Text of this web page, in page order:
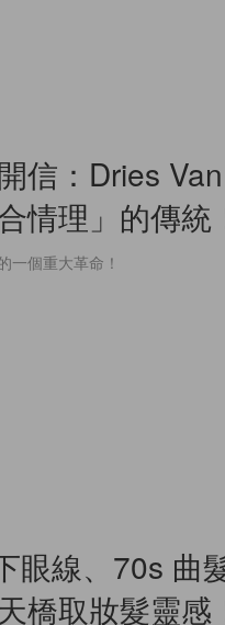
信：Dries
情理」的傳統
一個重大革命！
眼線、70s 曲
橋取妝髮靈感